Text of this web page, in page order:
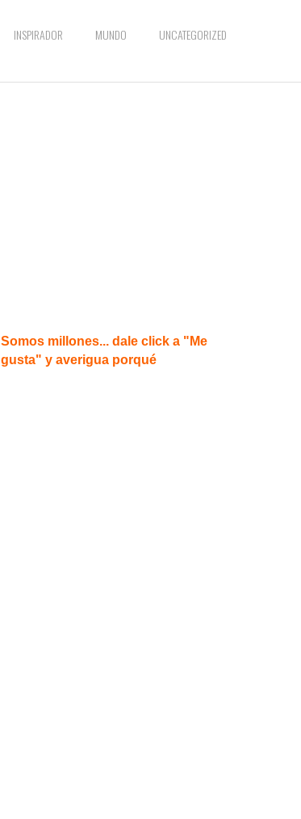
INSPIRADOR MUNDO UNCATEGORIZED
Somos millones... dale click a "Me
gusta" y averigua porqué